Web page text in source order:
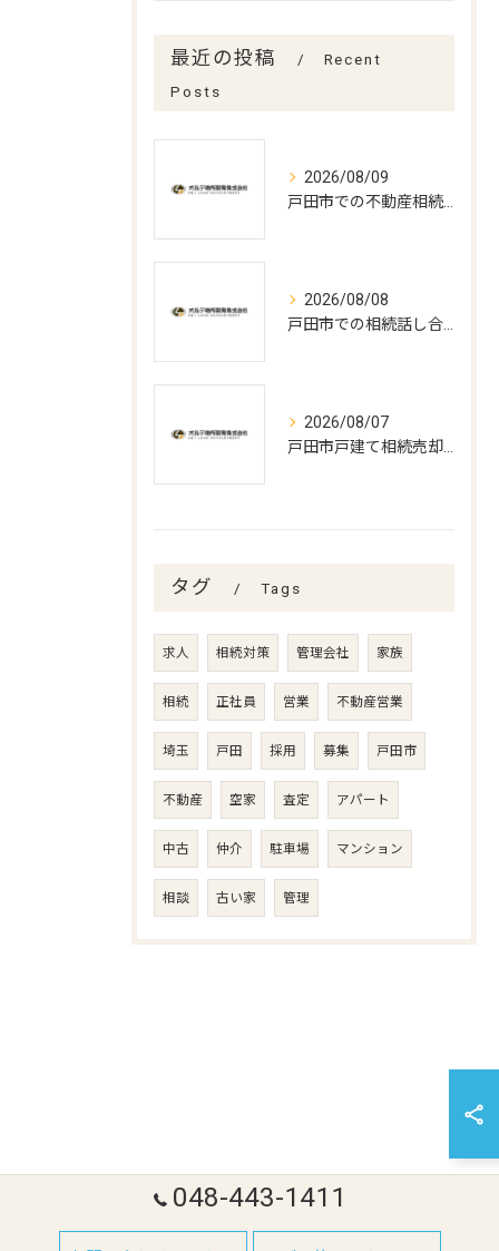
最近の投稿
Recent
Posts
2026/08/09
2026/08/08
2026/08/07
タグ Tags
求人 相続対策 管理会社 家族
相続 正社員 営業 不動産営業
埼玉 戸田 採用 募集 戸田市
不動産 空家 査定 アパート
中古 仲介 駐車場 マンション
相談 古い家 管理
048-443-1411